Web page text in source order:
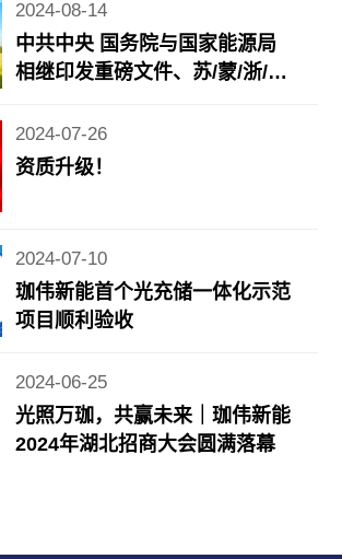
月份能源生产情况》发布……
2024-08-14
中共中央 国务院与国家能源局
相继印发重磅文件、苏/蒙/浙/鲁
2024-07-26
资质升级！
2024-07-10
珈伟新能首个光充储一体化示范
项目顺利验收
2024-06-25
光照万珈，共赢未来｜珈伟新能
2024年湖北招商大会圆满落幕